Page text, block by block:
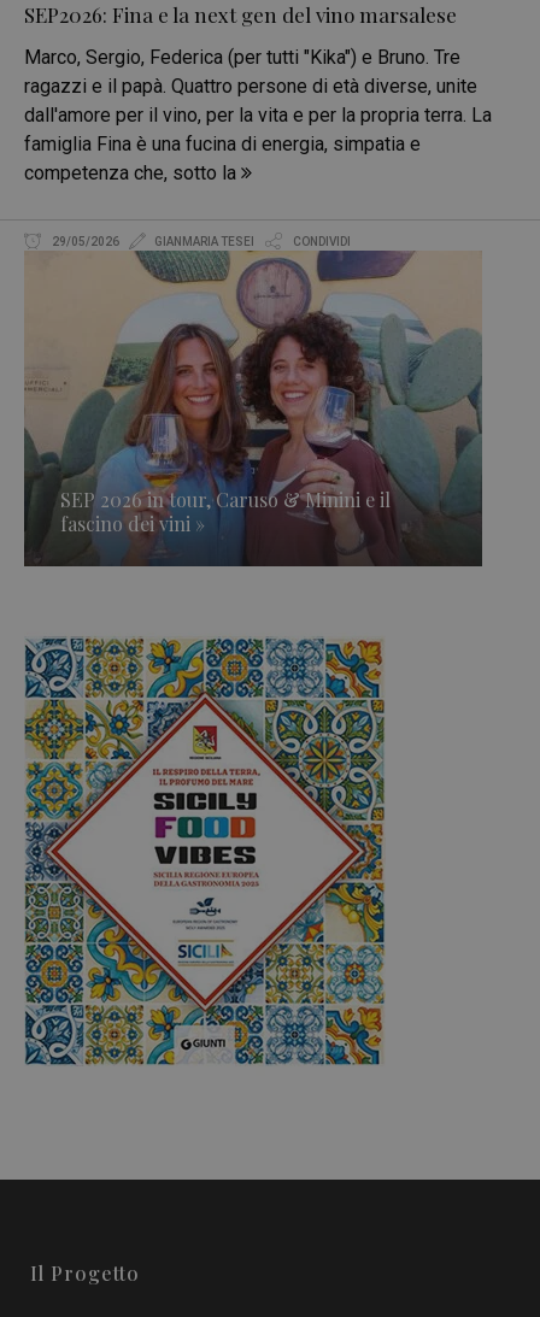
SEP2026: Fina e la next gen del vino marsalese
Marco, Sergio, Federica (per tutti "Kika") e Bruno. Tre
ragazzi e il papà. Quattro persone di età diverse, unite
dall'amore per il vino, per la vita e per la propria terra. La
famiglia Fina è una fucina di energia, simpatia e
competenza che, sotto la
29/05/2026 GIANMARIA TESEI CONDIVIDI
SEP 2026 in tour, Caruso & Minini e il
fascino dei vini »
Il Progetto